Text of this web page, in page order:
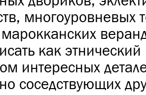
, многоуровневых
как
интересных
соседствующих